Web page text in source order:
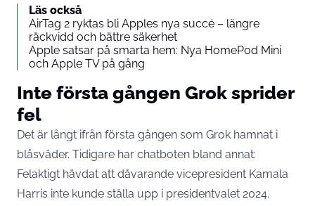
Läs också
AirTag 2 ryktas bli Apples nya succé – längre
räckvidd och bättre säkerhet
Apple satsar på smarta hem: Nya HomePod Mini
och Apple TV på gång
Inte första gången Grok sprider
fel
Det är långt ifrån första gången som Grok hamnat i
blåsväder. Tidigare har chatboten bland annat:
Felaktigt hävdat att dåvarande vicepresident Kamala
Harris inte kunde ställa upp i presidentvalet 2024.